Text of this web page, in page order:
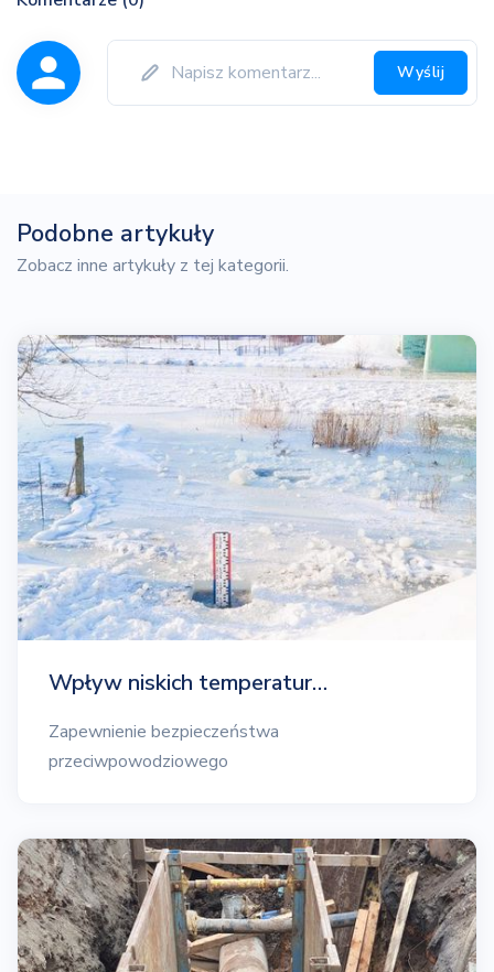
Wyślij
Podobne artykuły
Zobacz inne artykuły z tej kategorii.
Wpływ niskich temperatur…
Zapewnienie bezpieczeństwa
przeciwpowodziowego